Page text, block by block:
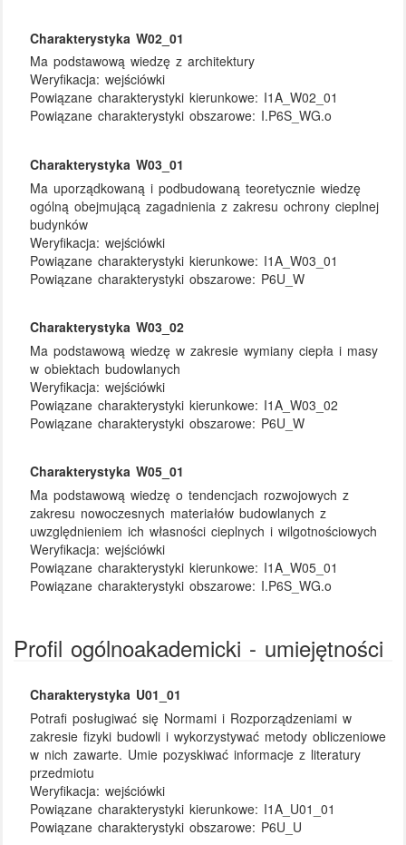
Charakterystyka W02_01
Ma podstawową wiedzę z architektury
Weryfikacja:wejściówki
Powiązane charakterystyki kierunkowe: I1A_W02_01
Powiązane charakterystyki obszarowe: I.P6S_WG.o
Charakterystyka W03_01
Ma uporządkowaną i podbudowaną teoretycznie wiedzę
ogólną obejmującą zagadnienia z zakresu ochrony cieplnej
budynków
Weryfikacja:wejściówki
Powiązane charakterystyki kierunkowe: I1A_W03_01
Powiązane charakterystyki obszarowe: P6U_W
Charakterystyka W03_02
Ma podstawową wiedzę w zakresie wymiany ciepła i masy
w obiektach budowlanych
Weryfikacja:wejściówki
Powiązane charakterystyki kierunkowe: I1A_W03_02
Powiązane charakterystyki obszarowe: P6U_W
Charakterystyka W05_01
Ma podstawową wiedzę o tendencjach rozwojowych z
zakresu nowoczesnych materiałów budowlanych z
uwzględnieniem ich własności cieplnych i wilgotnościowych
Weryfikacja:wejściówki
Powiązane charakterystyki kierunkowe: I1A_W05_01
Powiązane charakterystyki obszarowe: I.P6S_WG.o
Profil ogólnoakademicki - umiejętności
Charakterystyka U01_01
Potrafi posługiwać się Normami i Rozporządzeniami w
zakresie fizyki budowli i wykorzystywać metody obliczeniowe
w nich zawarte. Umie pozyskiwać informacje z literatury
przedmiotu
Weryfikacja:wejściówki
Powiązane charakterystyki kierunkowe: I1A_U01_01
Powiązane charakterystyki obszarowe: P6U_U